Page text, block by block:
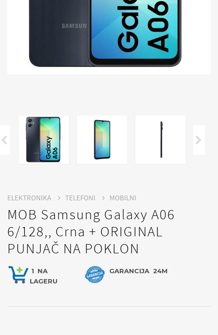
ELEKTRONIKA TELEFONI MOBILNI
MOB Samsung Galaxy A06
6/128,, Crna + ORIGINAL
PUNJAČ NA POKLON
1 NA
LAGERU
GARANCIJA 24M